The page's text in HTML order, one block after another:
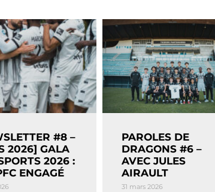
#8 –
2026] GALA
2026 :
ENGAGÉ
PAROLES DE
DRAGONS #6 –
AVEC JULES
AIRAULT
31 mars 2026